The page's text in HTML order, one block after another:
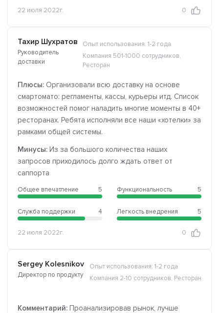
22 июля 2022г. 0
Тахир Шухратов
Руководитель
доставки
Опыт использования: 1-2 года
Компания 501-1000 сотрудников,
Ресторан
Плюсы: Организовали всю доставку на основе
смартомато: регламенты, кассы, курьеры итд. Список
возможностей помог наладить многие моменты в 40+
ресторанах. Ребята исполняли все наши «хотелки» за
рамками общей системы.
Минусы: Из за большого количества наших
запросов приходилось долго ждать ответ от
саппорта
Общее впечатление 5
Служба поддержки 4
Функциональность 5
Легкость внедрения 5
22 июля 2022г. 0
Sergey Kolesnikov
Директор по продукту
Опыт использования: 1-2 года
Компания 2-10 сотрудников, Ресторан
Комментарий: Проанализировав рынок, лучше